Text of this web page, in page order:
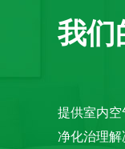
我们
提供室内空
净化治理解